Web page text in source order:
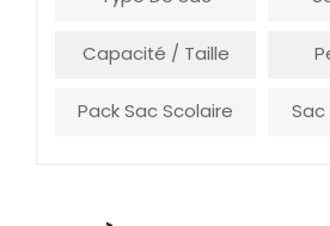
Capacité / Taille
Pack Sac Scolaire Sac